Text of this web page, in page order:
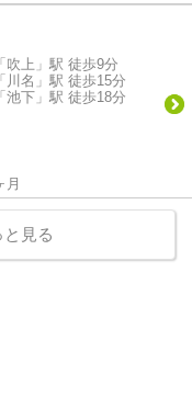
吹上」駅 徒歩9分
川名」駅 徒歩15分
池下」駅 徒歩18分
月
見る